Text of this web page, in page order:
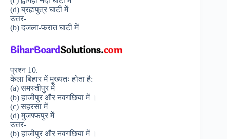
(d) ब्रह्मपुत्र घाटी में
उत्तर-
(b) दजला-फरात घाटी में
प्रश्न 10.
केला बिहार में मुख्यतः होता है:
(a) समस्तीपुर में
(b) हाजीपुर और नवगछिया में ।
(c) सहरसा में
(d) मुजफ्फपुर में
उत्तर-
(b) हाजीपुर और नवगछिया में ।